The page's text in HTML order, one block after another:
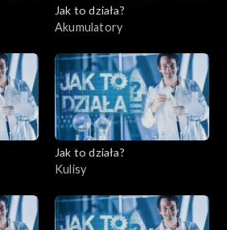
Jak to działa?
Akumulatory
Jak to działa?
Kulisy